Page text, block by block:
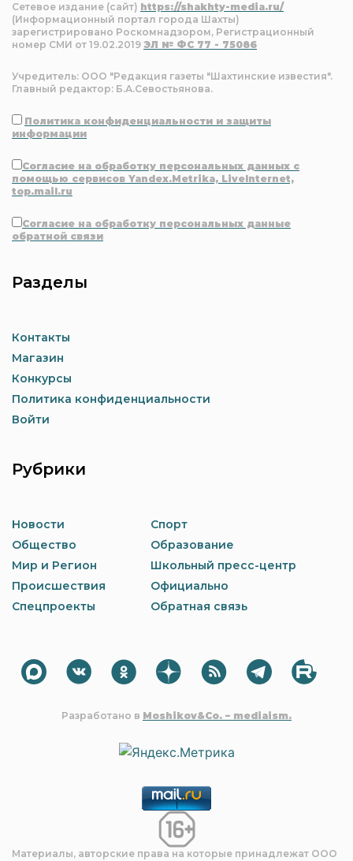
Сетевое издание (сайт) https://shakhty-media.ru/
(Информационный портал города Шахты)
зарегистрировано Роскомнадзором, Регистрационный
номер СМИ от 19.02.2019 ЭЛ № ФС 77 - 75086
Учредитель: ООО "Редакция газеты "Шахтинские известия".
Главный редактор: Б.А.Севостьянова.
Политика конфиденциальности и защиты
информации
Согласие на обработку персональных данных с
помощью сервисов Yandex.Metrika, LiveInternet,
top.mail.ru
Согласие на обработку персональных данные
обратной связи
Разделы
Контакты
Магазин
Конкурсы
Политика конфиденциальности
Войти
Рубрики
Новости
Общество
Мир и Регион
Происшествия
Спецпроекты
Спорт
Образование
Школьный пресс-центр
Официально
Обратная связь
Разработано в Moshikov&Co. – mediaism.
Материалы, авторские права на которые принадлежат OOO